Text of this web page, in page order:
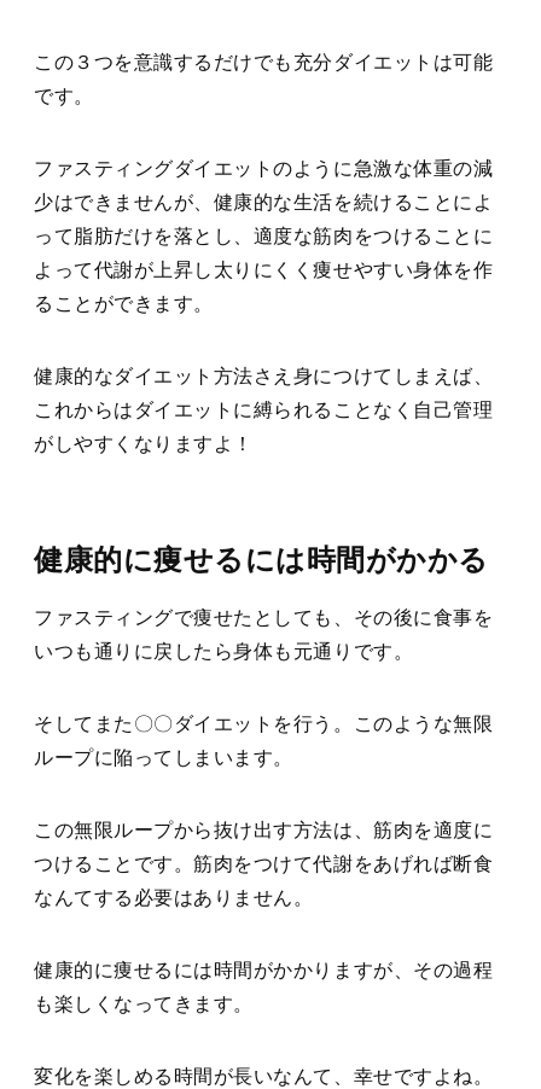
この３つを意識するだけでも充分ダイエットは可能
です。
ファスティングダイエットのように急激な体重の減
少はできませんが、健康的な生活を続けることによ
って脂肪だけを落とし、適度な筋肉をつけることに
よって代謝が上昇し太りにくく痩せやすい身体を作
ることができます。
健康的なダイエット方法さえ身につけてしまえば、
これからはダイエットに縛られることなく自己管理
がしやすくなりますよ！
健康的に痩せるには時間がかかる
ファスティングで痩せたとしても、その後に食事を
いつも通りに戻したら身体も元通りです。
そしてまた〇〇ダイエットを行う。このような無限
ループに陥ってしまいます。
この無限ループから抜け出す方法は、筋肉を適度に
つけることです。筋肉をつけて代謝をあげれば断食
なんてする必要はありません。
健康的に痩せるには時間がかかりますが、その過程
も楽しくなってきます。
変化を楽しめる時間が長いなんて、幸せですよね。